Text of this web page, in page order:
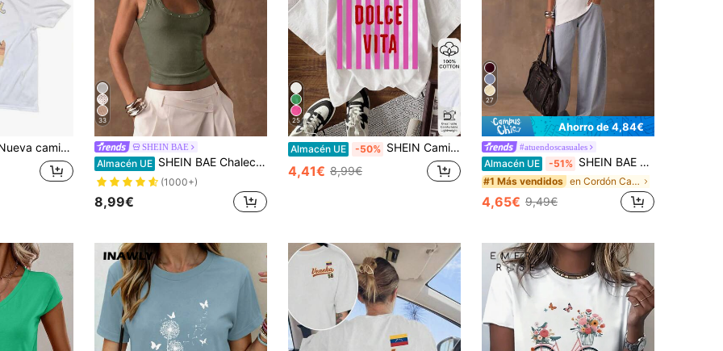
unisex de algodón con diseño gráfico vintage de cigarrillos Camel en color dorado, talla S-3XL, idea de regalo
33
SHEIN BAE
Almacén UE SHEIN BAE Chaleco casual de verano para mujer decorado con cuentas
(1000+)
8,99€
25
Almacén UE -50% SHEIN Camiseta blanca de manga corta, de corte holgado y caída de hombros, con estampado de letras y rayas, para uso casual y diario en verano
4,41€ 8,99€
27
Ahorro de 4,84€
#atuendoscasuales
Almacén UE -51% SHEIN BAE Camiseta de mujer blanca, de verano, sencilla, de moda casual, de unicolor, con hombro asimétrico, para usar en capas, compras, Acción de Gracias, trabajo & escuela
#1 Más vendidos en Cordón Camisetas De Mujer
4,65€ 9,49€